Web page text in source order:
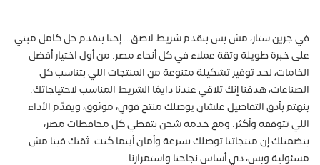
في جرين ستار، مش بس بنقدم شريط لاصق… إحنا بنقدم حل كامل مبني
على خبرة طويلة وثقة عملاء في كل أنحاء مصر. من أول اختيار أفضل
الخامات، لحد توفير تشكيلة متنوعة من المنتجات اللي بتناسب كل
الصناعات، هدفنا إنك تلاقي عندنا دايمًا الشريط المناسب لاحتياجاتك.
بنهتم بأدق التفاصيل علشان يوصلك منتج قوي، موثوق، ويقدّم الأداء
اللي تتوقعه وأكثر. ومع خدمة شحن بتغطي كل محافظات مصر،
بنضمنلك إن منتجاتنا توصلك بسرعة وأمان أينما كنت. ثقتك فينا مش
مسئولية وبس، دي أساس نجاحنا واستمرارنا.